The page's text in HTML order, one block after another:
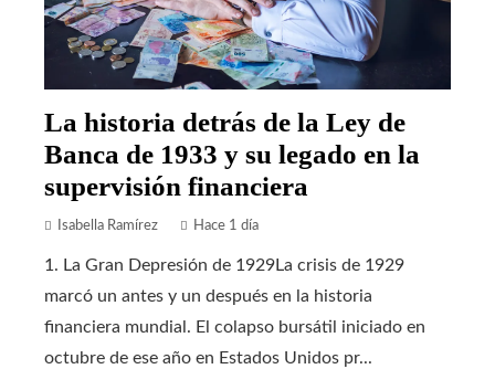
La historia detrás de la Ley de
Banca de 1933 y su legado en la
supervisión financiera
Isabella Ramírez Hace 1 día
1. La Gran Depresión de 1929La crisis de 1929
marcó un antes y un después en la historia
financiera mundial. El colapso bursátil iniciado en
octubre de ese año en Estados Unidos pr...